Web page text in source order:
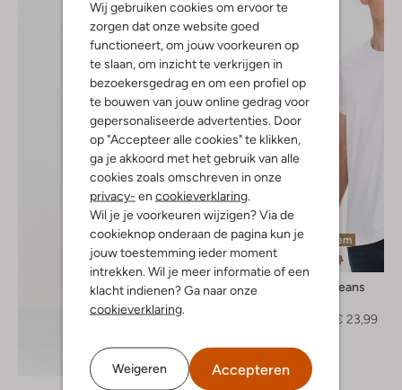
Wij gebruiken cookies om ervoor te
zorgen dat onze website goed
functioneert, om jouw voorkeuren op
te slaan, om inzicht te verkrijgen in
bezoekersgedrag en om een profiel op
te bouwen van jouw online gedrag voor
gepersonaliseerde advertenties. Door
op "Accepteer alle cookies" te klikken,
ga je akkoord met het gebruik van alle
cookies zoals omschreven in onze
privacy- en cookieverklaring
Wil je je voorkeuren wijzigen? Via de
cookieknop onderaan de pagina kun je
jouw toestemming ieder moment
intrekken. Wil je meer informatie of een
klacht indienen? Ga naar onze
cookieverklaring
Weigeren Accepteren
Ontdek de look
Laatste item
Tommy Jeans
€ 23,99